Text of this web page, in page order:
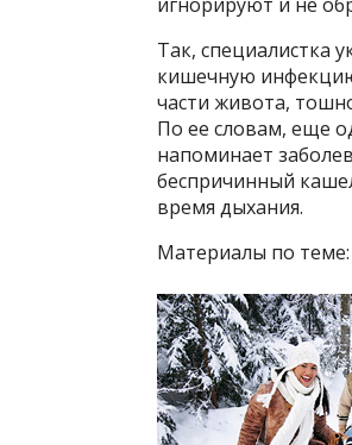
Так, специалистка
кишечную
части живота,
По ее словам, еще
напоминает
беспричинный
время дыхания.
Материалы по теме: